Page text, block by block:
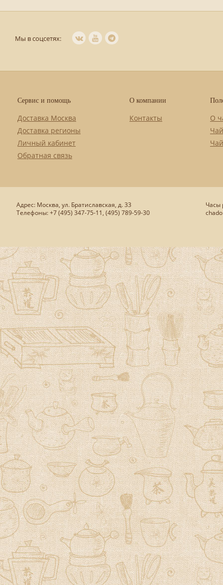
Мы в соцсетях:
Сервис и помощь
Доставка Москва
Доставка регионы
Личный кабинет
Обратная связь
О компании
Контакты
О
Адрес: Москва, ул. Братиславская, д. 33
Телефоны: +7 (495) 347-75-11, (495) 789-59-30
Часы